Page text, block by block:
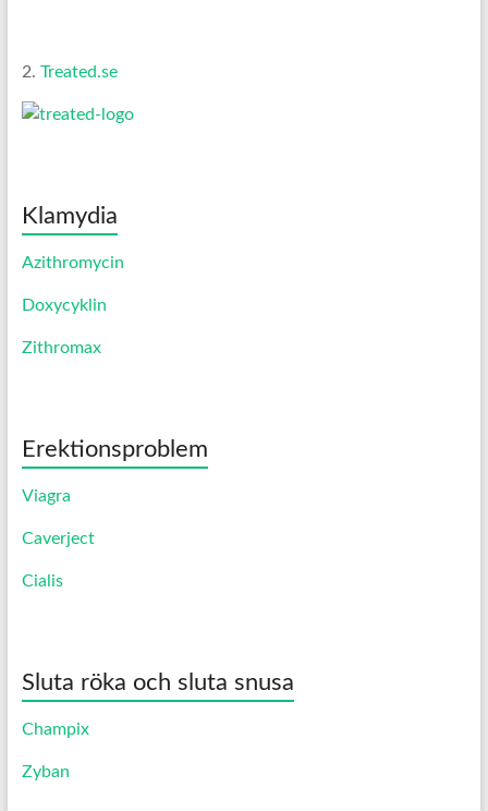
2. Treated.se
Klamydia
Azithromycin
Doxycyklin
Zithromax
Erektionsproblem
Viagra
Caverject
Cialis
Sluta röka och sluta snusa
Champix
Zyban